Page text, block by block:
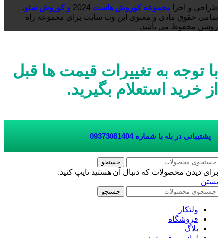
طراحی و اجرا مجموعه کوروش هاست 2024 و کوروش سئو.
تمامی حقوق مادی و معنوی این وب سایت برای مجموعه راه
روشن محفوظ می باشد.
با توجه به تغییرات قیمت ها قبل
از خرید استعلام بگیرید.
پشتیبانی در بله با شماره 09373081404
جستجو
برای دیدن محصولات که دنبال آن هستید تایپ کنید.
بستن
جستجو
ولتکار
فروشگاه
بلاگ